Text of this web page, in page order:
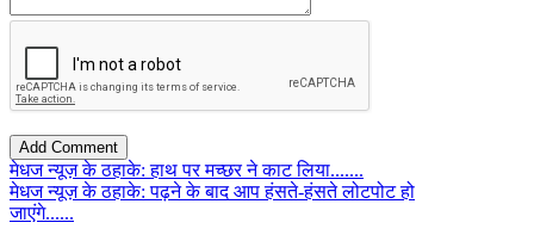
मेधज न्यूज़ के ठहाके: हाथ पर मच्छर ने काट लिया.......
मेधज न्यूज़ के ठहाके: पढ़ने के बाद आप हंसते-हंसते लोटपोट हो
जाएंगे......